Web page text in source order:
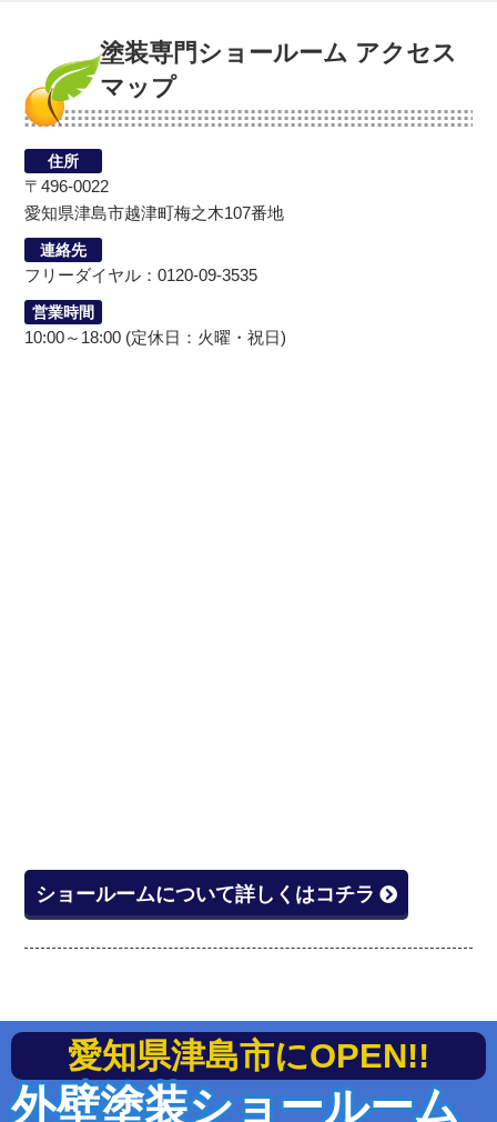
塗装専門ショールーム アクセス
マップ
住所
〒496-0022
愛知県津島市越津町梅之木107番地
連絡先
フリーダイヤル：0120-09-3535
営業時間
10:00～18:00 (定休日：火曜・祝日)
ショールームについて詳しくはコチラ
愛知県津島市にOPEN!!
外壁塗装ショールーム